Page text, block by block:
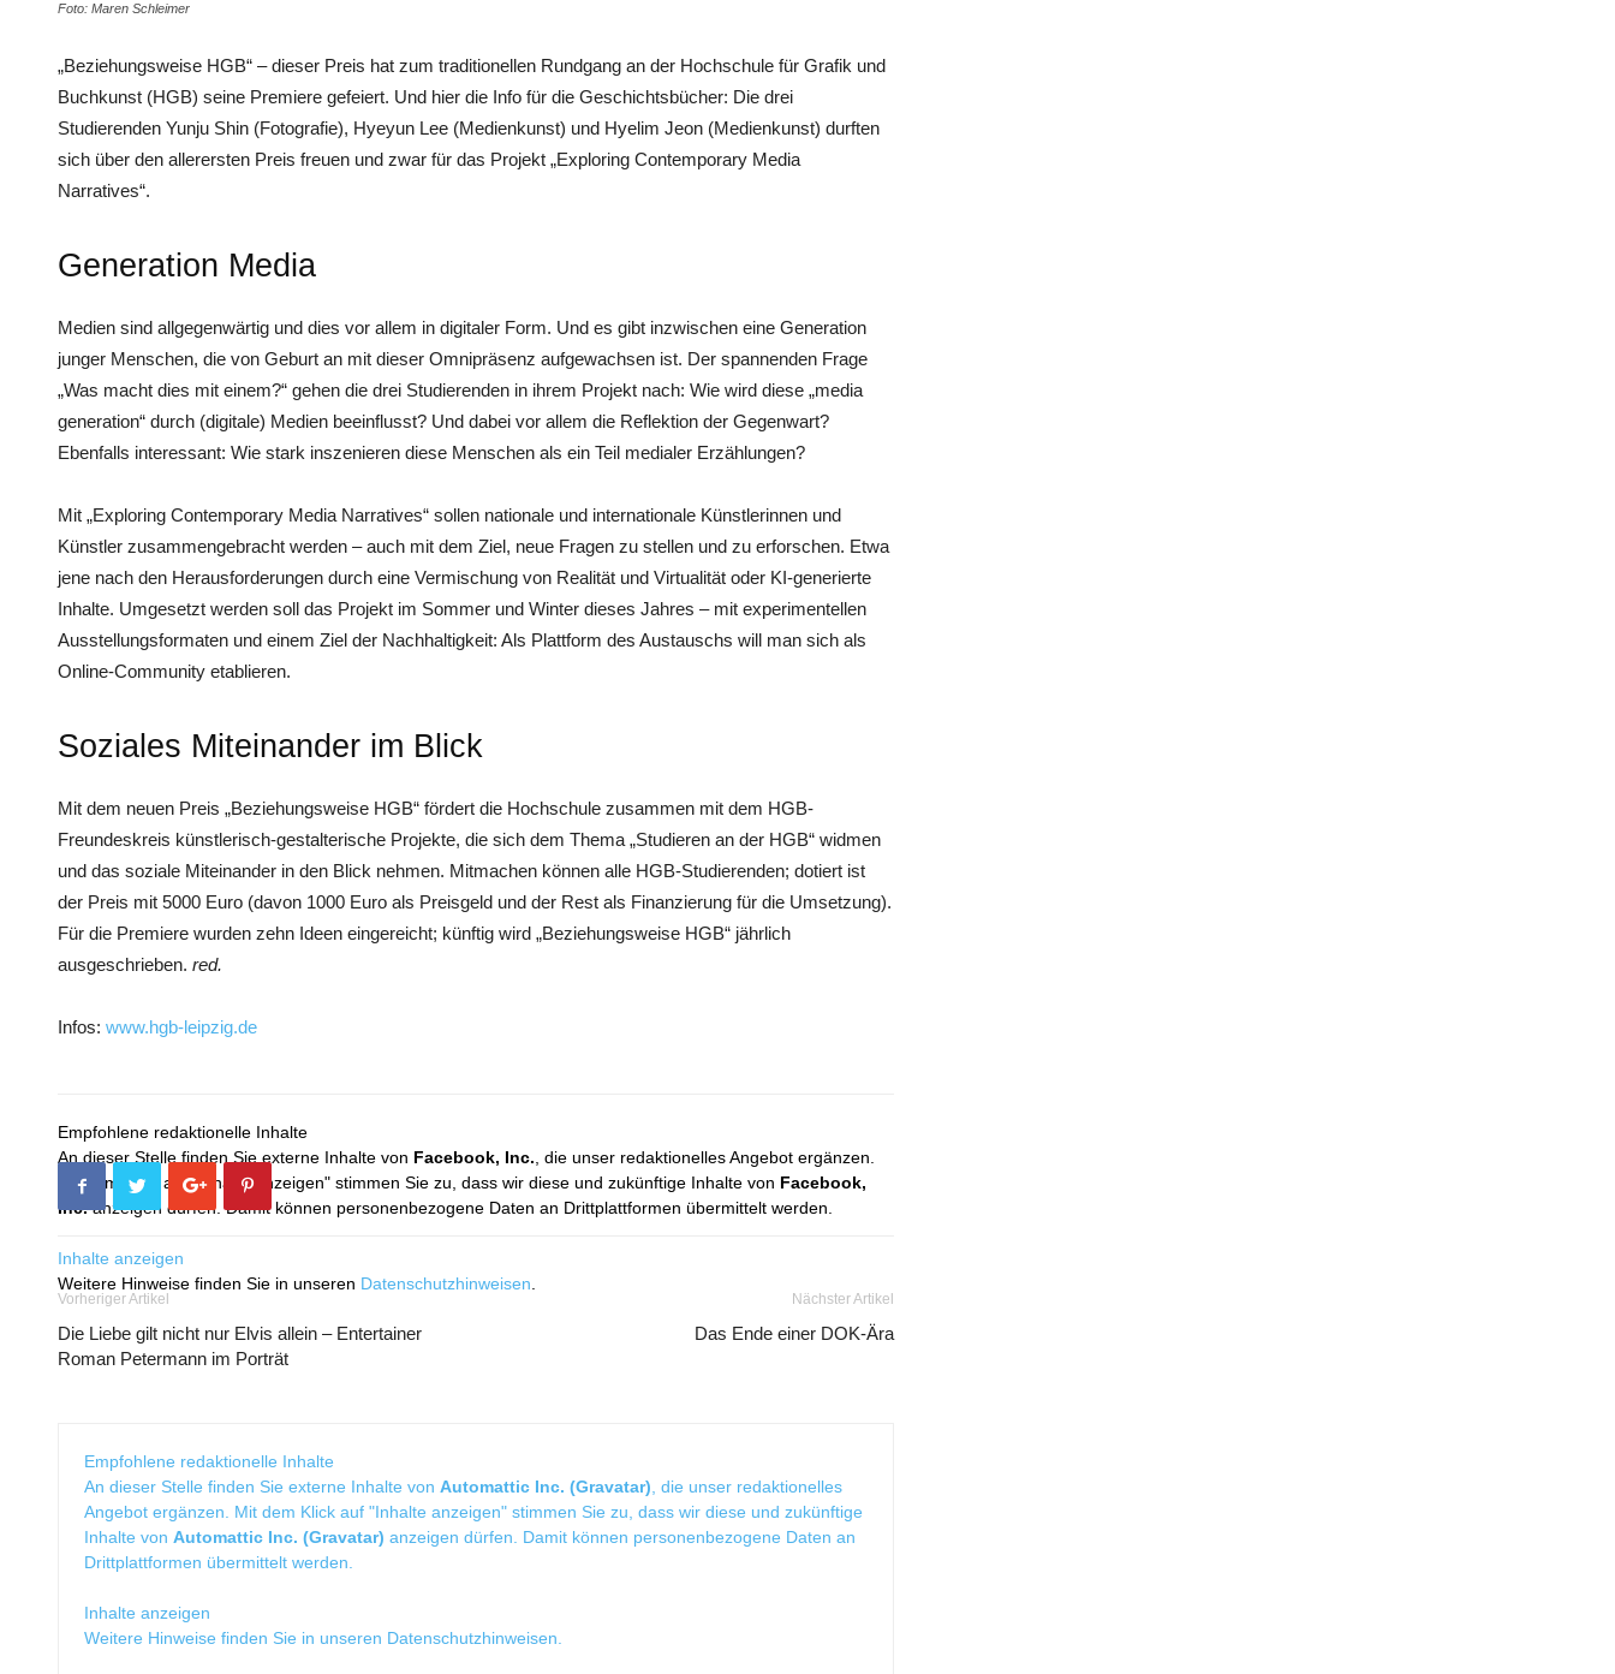
Foto: Maren Schleimer
„Beziehungsweise HGB“ – dieser Preis hat zum traditionellen Rundgang an der Hochschule für Grafik und
Buchkunst (HGB) seine Premiere gefeiert. Und hier die Info für die Geschichtsbücher: Die drei
Studierenden Yunju Shin (Fotografie), Hyeyun Lee (Medienkunst) und Hyelim Jeon (Medienkunst) durften
sich über den allerersten Preis freuen und zwar für das Projekt „Exploring Contemporary Media
Narratives“.
Generation Media
Medien sind allgegenwärtig und dies vor allem in digitaler Form. Und es gibt inzwischen eine Generation
junger Menschen, die von Geburt an mit dieser Omnipräsenz aufgewachsen ist. Der spannenden Frage
„Was macht dies mit einem?“ gehen die drei Studierenden in ihrem Projekt nach: Wie wird diese „media
generation“ durch (digitale) Medien beeinflusst? Und dabei vor allem die Reflektion der Gegenwart?
Ebenfalls interessant: Wie stark inszenieren diese Menschen als ein Teil medialer Erzählungen?
Mit „Exploring Contemporary Media Narratives“ sollen nationale und internationale Künstlerinnen und
Künstler zusammengebracht werden – auch mit dem Ziel, neue Fragen zu stellen und zu erforschen. Etwa
jene nach den Herausforderungen durch eine Vermischung von Realität und Virtualität oder KI-generierte
Inhalte. Umgesetzt werden soll das Projekt im Sommer und Winter dieses Jahres – mit experimentellen
Ausstellungsformaten und einem Ziel der Nachhaltigkeit: Als Plattform des Austauschs will man sich als
Online-Community etablieren.
Soziales Miteinander im Blick
Mit dem neuen Preis „Beziehungsweise HGB“ fördert die Hochschule zusammen mit dem HGB-
Freundeskreis künstlerisch-gestalterische Projekte, die sich dem Thema „Studieren an der HGB“ widmen
und das soziale Miteinander in den Blick nehmen. Mitmachen können alle HGB-Studierenden; dotiert ist
der Preis mit 5000 Euro (davon 1000 Euro als Preisgeld und der Rest als Finanzierung für die Umsetzung).
Für die Premiere wurden zehn Ideen eingereicht; künftig wird „Beziehungsweise HGB“ jährlich
ausgeschrieben. red.
Infos: www.hgb-leipzig.de
Empfohlene redaktionelle Inhalte
An dieser Stelle finden Sie externe Inhalte von Facebook, Inc. , die unser redaktionelles Angebot ergänzen.
Mit dem Klick auf "Inhalte anzeigen" stimmen Sie zu, dass wir diese und zukünftige Inhalte von Facebook,
Inc.anzeigen dürfen. Damit können personenbezogene Daten an Drittplattformen übermittelt werden.
Inhalte anzeigen
Weitere Hinweise finden Sie in unseren Datenschutzhinweisen
Vorheriger Artikel
Die Liebe gilt nicht nur Elvis allein – Entertainer
Roman Petermann im Porträt
Nächster Artikel
Das Ende einer DOK-Ära
Empfohlene redaktionelle Inhalte
An dieser Stelle finden Sie externe Inhalte von Automattic Inc. (Gravatar) , die unser redaktionelles
Angebot ergänzen. Mit dem Klick auf "Inhalte anzeigen" stimmen Sie zu, dass wir diese und zukünftige
Inhalte von Automattic Inc. (Gravatar) anzeigen dürfen. Damit können personenbezogene Daten an
Drittplattformen übermittelt werden.
Inhalte anzeigen
Weitere Hinweise finden Sie in unseren Datenschutzhinweisen